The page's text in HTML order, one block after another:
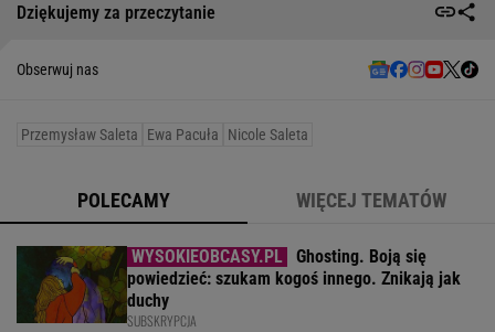
Dziękujemy za przeczytanie
Obserwuj nas
Przemysław Saleta Ewa Pacuła Nicole Saleta
POLECAMY WIĘCEJ TEMATÓW
Ghosting. Boją się
powiedzieć: szukam kogoś innego. Znikają jak
duchy
SUBSKRYPCJA